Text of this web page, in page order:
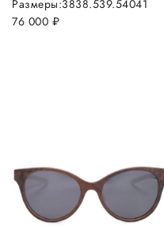
76 000 руб.
Размеры:3838.539.54041